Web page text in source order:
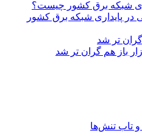
پایداری شبکه برق کشور
باز هم گران تر شد